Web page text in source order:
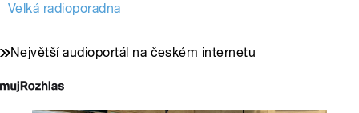
Velká radioporadna
Největší audioportál na českém internetu